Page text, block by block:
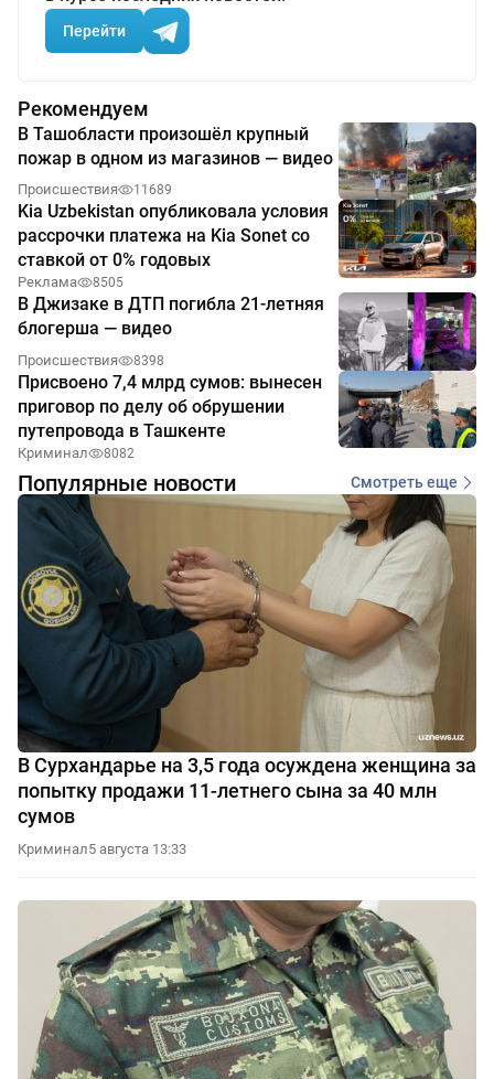
Перейти
Рекомендуем
В Ташобласти произошёл крупный
пожар в одном из магазинов — видео
Происшествия 11689
Kia Uzbekistan опубликовала условия
рассрочки платежа на Kia Sonet со
ставкой от 0% годовых
Реклама 8505
В Джизаке в ДТП погибла 21-летняя
блогерша — видео
Происшествия 8398
Присвоено 7,4 млрд сумов: вынесен
приговор по делу об обрушении
путепровода в Ташкенте
Криминал 8082
Популярные новости Смотреть еще
В Сурхандарье на 3,5 года осуждена женщина за
попытку продажи 11-летнего сына за 40 млн
сумов
Криминал5 августа 13:33